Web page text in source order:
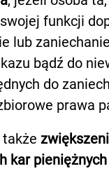
funkcji
lub
bądź do
do
prawa
kar pieniężnych